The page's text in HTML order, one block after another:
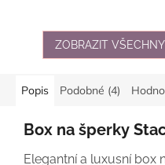
ZOBRAZIT
Popis Podobné (4)
Box na šperky
Elegantní a luxusní box